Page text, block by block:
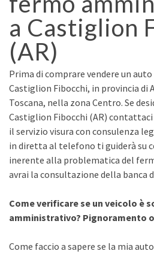
a Castiglion
(AR)
Prima di comprare vendere un
Castiglion Fibocchi, in provincia di
Toscana, nella zona Centro. Se
Castiglion Fibocchi (AR)
il servizio visura con consulenza
in diretta al telefono ti guiderà su
inerente alla problematica del
avrai la consultazione della banca
Come verificare se un veicolo è
amministrativo? Pignoramento
Come faccio a sapere se la mia